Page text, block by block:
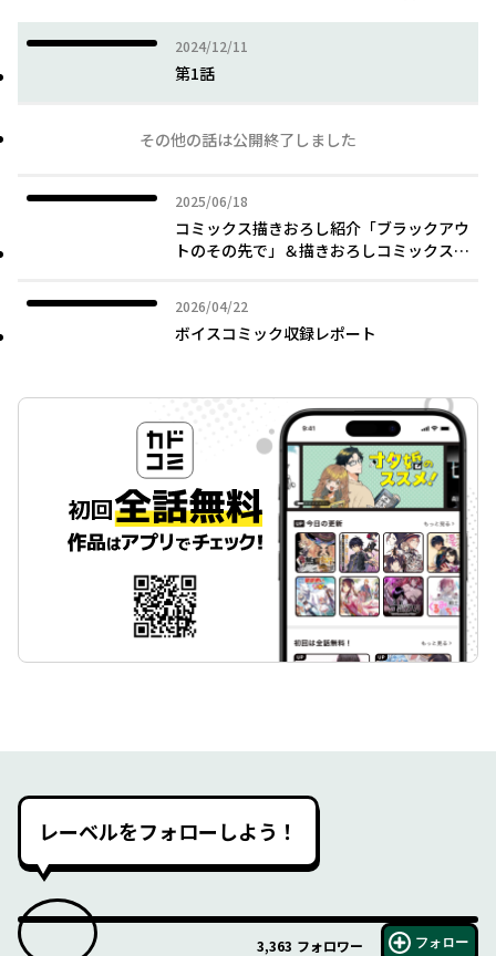
2024/12/11
2024年12月11日
第1話
その他の話は公開終了しました
2025/06/18
2025年06月18日
コミックス描きおろし紹介「ブラックアウ
トのその先で」＆描きおろしコミックス紹
2026/04/22
2026年04月22日
ボイスコミック収録レポート
レーベルをフォローしよう！
3,363 フォロワー フォロー